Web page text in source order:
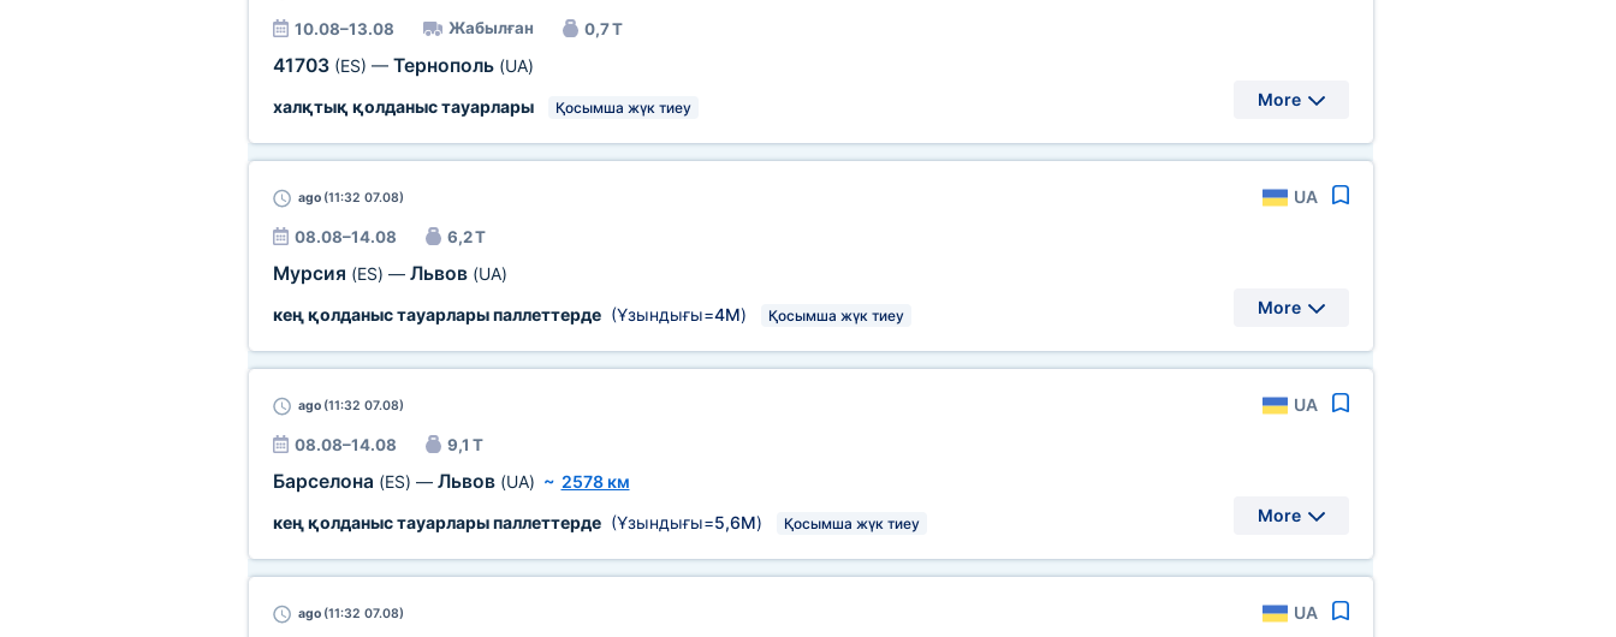
10.08–13.08 Жабылған 0,7 Т
41703 (ES) — Тернополь (UA)
халқтық қолданыс тауарлары
Қосымша жүк тиеу More
ago (11:32 07.08) UA
08.08–14.08 6,2 Т
Мурсия (ES) — Львов (UA)
кең қолданыс тауарлары паллеттерде(Ұзындығы=4М) Қосымша жүк тиеу More
ago (11:32 07.08) UA
08.08–14.08 9,1 Т
Барселона (ES) — Львов (UA) ~ 2578 км
кең қолданыс тауарлары паллеттерде(Ұзындығы=5,6М) Қосымша жүк тиеу More
ago (11:32 07.08) UA